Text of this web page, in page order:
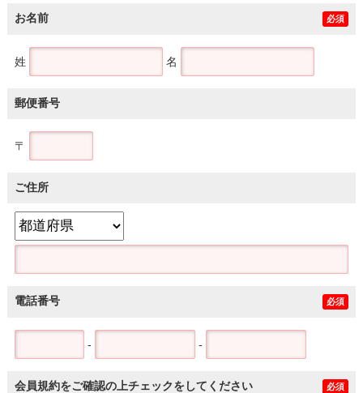
お名前 必須
姓 名
郵便番号
〒
ご住所
電話番号 必須
- -
会員規約をご確認の上チェックをしてください 必須